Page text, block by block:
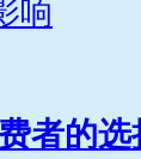
者的